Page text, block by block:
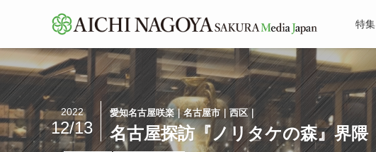
特集
愛知名古屋咲楽｜名古屋市｜西区｜
名古屋探訪『ノリタケの森』界隈
2022
12/13